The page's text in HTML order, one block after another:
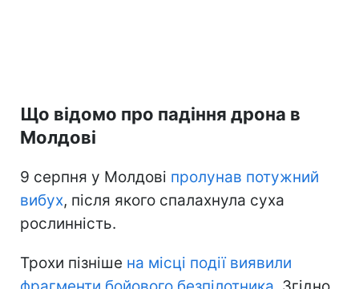
Що відомо про падіння дрона в
Молдові
9 серпня у Молдові пролунав потужний
вибух, після якого спалахнула суха
рослинність.
Трохи пізніше на місці події виявили